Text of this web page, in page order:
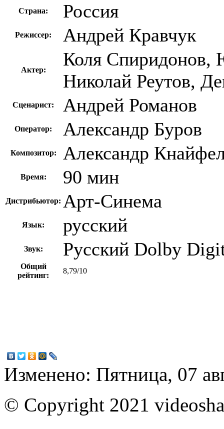
Страна: Россия
Режиссер: Андрей Кравчук
Актер:
Коля Спиридонов,
Николай Реутов,
Сценарист: Андрей Романов
Оператор: Александр Буров
Композитор: Александр
Время: 90 мин
Дистрибьютор: Арт-Синема
Язык: русский
Звук: Русский Dolby
Общий
рейтинг:
8,79/10
Изменено: Пятница, 07
© Copyright 2021